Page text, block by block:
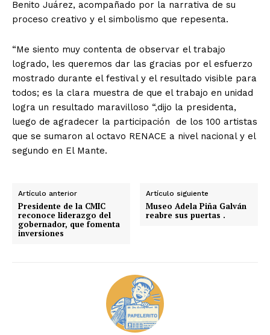
Benito Juárez, acompañado por la narrativa de su
proceso creativo y el simbolismo que repesenta.
“Me siento muy contenta de observar el trabajo
logrado, les queremos dar las gracias por el esfuerzo
mostrado durante el festival y el resultado visible para
todos; es la clara muestra de que el trabajo en unidad
logra un resultado maravilloso “,dijo la presidenta,
luego de agradecer la participación de los 100 artistas
que se sumaron al octavo RENACE a nivel nacional y el
segundo en El Mante.
Artículo anterior
Presidente de la CMIC
reconoce liderazgo del
gobernador, que fomenta
inversiones
Artículo siguiente
Museo Adela Piña Galván
reabre sus puertas .